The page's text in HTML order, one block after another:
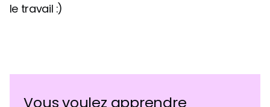
le travail :)
Vous voulez apprendre